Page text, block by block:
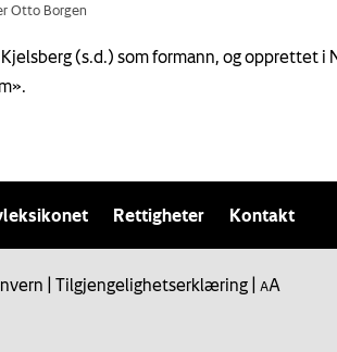
Otto Borgen
(s.d.) som formann, og opprettet i
Rettigheter Kontakt
Tilgjengelighetserklæring AA